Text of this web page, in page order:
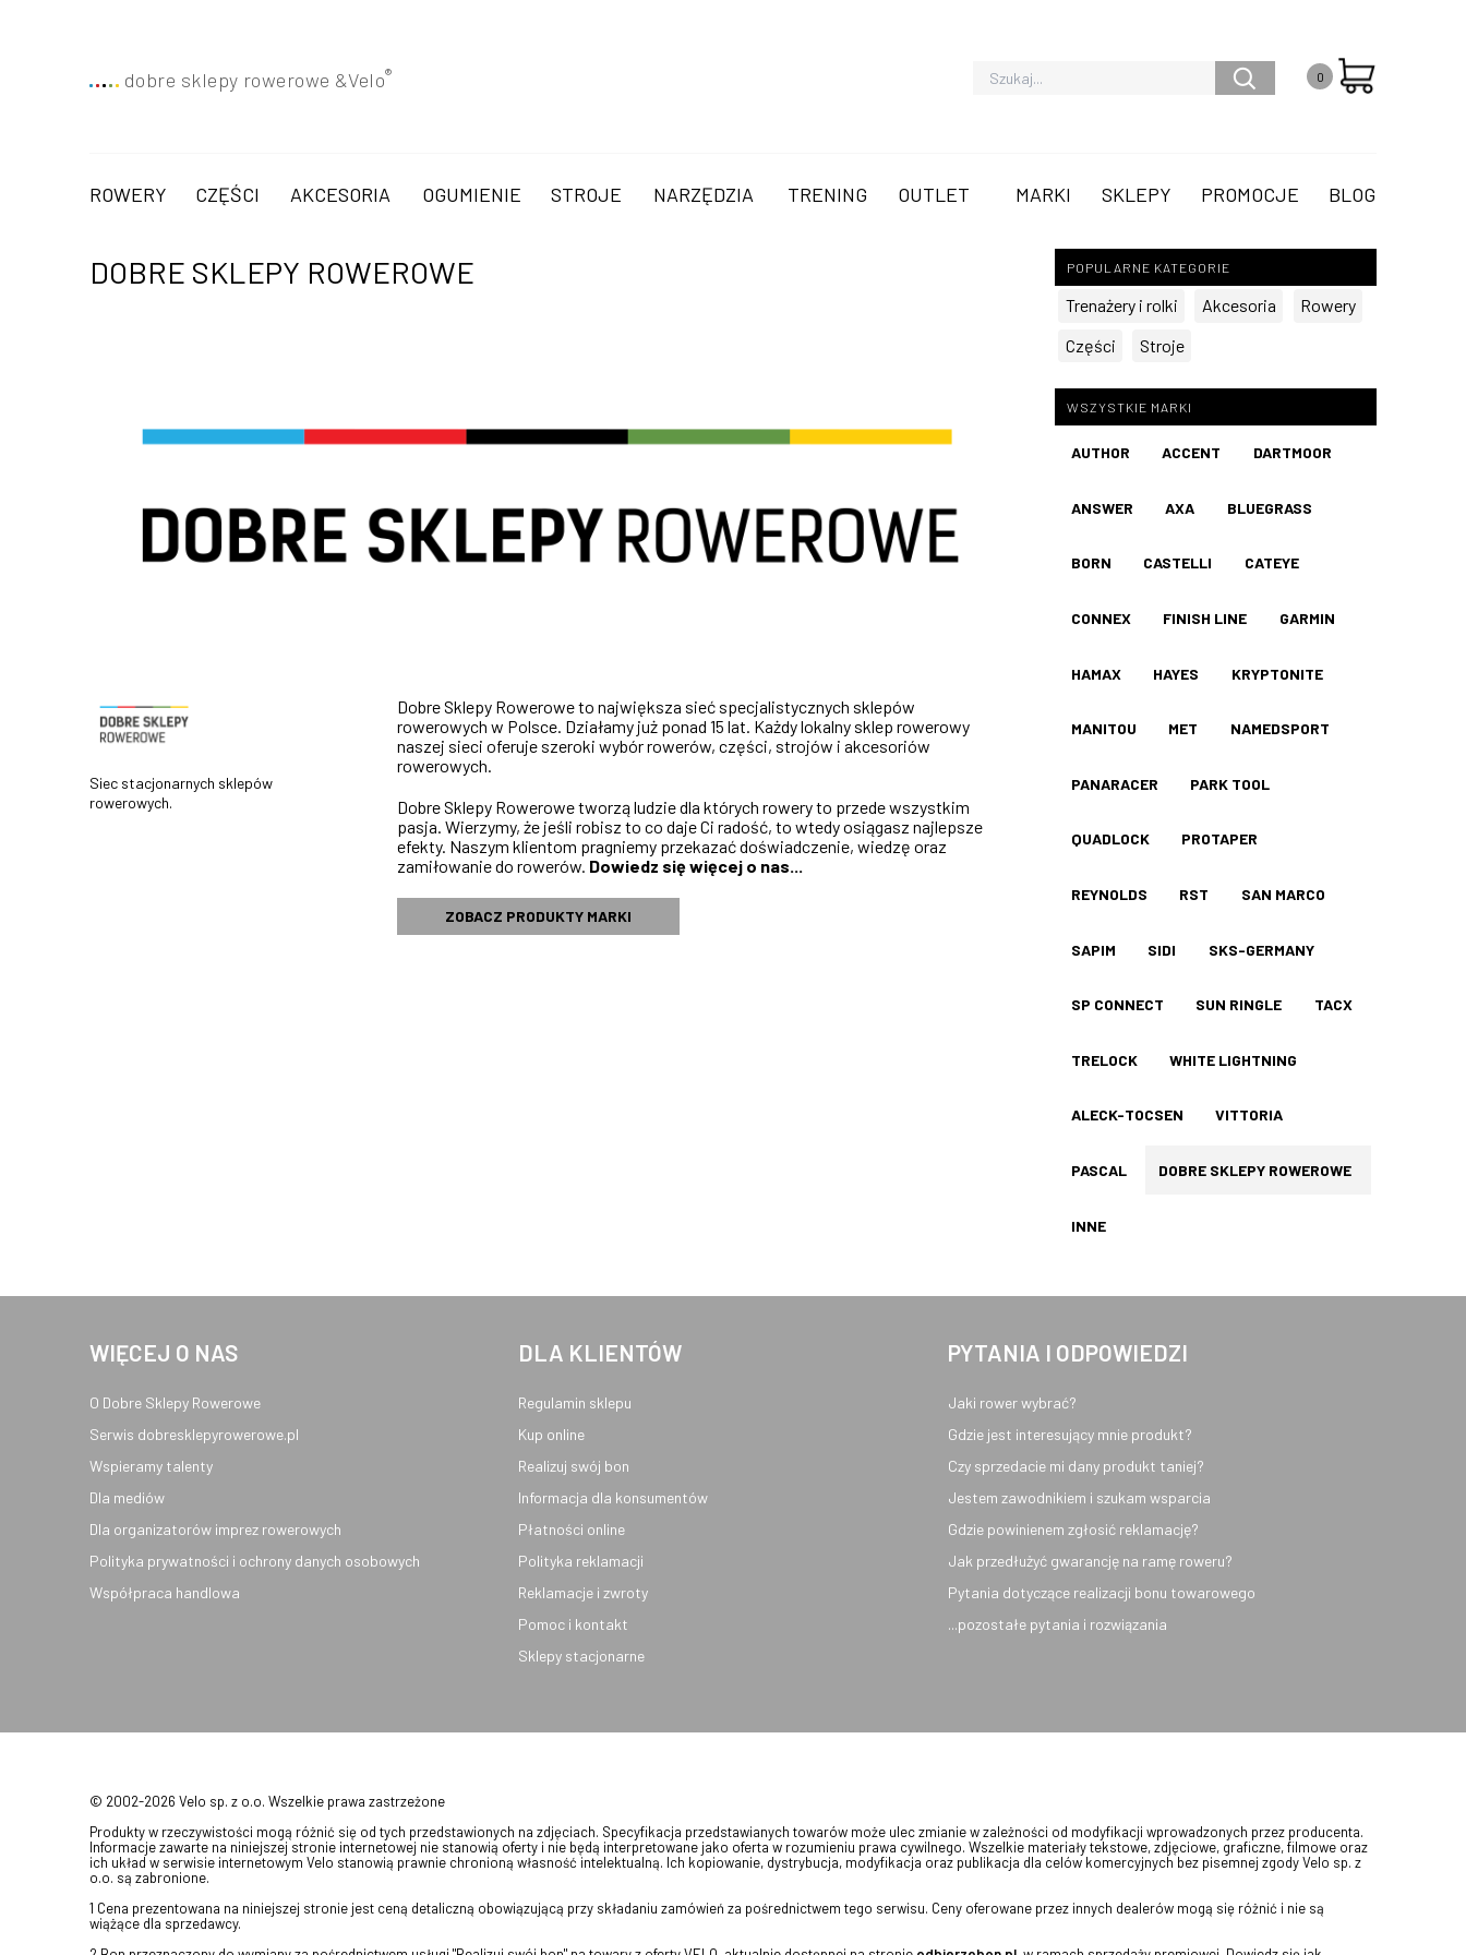
dobre sklepy rowerowe &Velo® 0
ROWERY CZĘŚCI AKCESORIA OGUMIENIE STROJE NARZĘDZIA TRENING OUTLET MARKI SKLEPY PROMOCJE BLOG
DOBRE SKLEPY ROWEROWE
Siec stacjonarnych sklepów
rowerowych.
Dobre Sklepy Rowerowe to największa sieć specjalistycznych sklepów
rowerowych w Polsce. Działamy już ponad 15 lat. Każdy lokalny sklep rowerowy
naszej sieci oferuje szeroki wybór rowerów, części, strojów i akcesoriów
rowerowych.
Dobre Sklepy Rowerowe tworzą ludzie dla których rowery to przede wszystkim
pasja. Wierzymy, że jeśli robisz to co daje Ci radość, to wtedy osiągasz najlepsze
efekty. Naszym klientom pragniemy przekazać doświadczenie, wiedzę oraz
zamiłowanie do rowerów. Dowiedz się więcej o nas...
ZOBACZ PRODUKTY MARKI
POPULARNE KATEGORIE
Trenażery i rolki Akcesoria
Rowery
Części
Stroje
WSZYSTKIE MARKI
AUTHOR ACCENT DARTMOOR
ANSWER AXA BLUEGRASS
BORN CASTELLI CATEYE
CONNEX FINISH LINE GARMIN
HAMAX HAYES KRYPTONITE
MANITOU MET NAMEDSPORT
PANARACER PARK TOOL
QUADLOCK PROTAPER
REYNOLDS RST SAN MARCO
SAPIM SIDI SKS-GERMANY
SP CONNECT SUN RINGLE TACX
TRELOCK WHITE LIGHTNING
ALECK-TOCSEN VITTORIA
PASCAL DOBRE SKLEPY ROWEROWE
INNE
WIĘCEJ O NAS
O Dobre Sklepy Rowerowe
Serwis dobresklepyrowerowe.pl
Wspieramy talenty
Dla mediów
Dla organizatorów imprez rowerowych
Polityka prywatności i ochrony danych osobowych
Współpraca handlowa
DLA KLIENTÓW
Regulamin sklepu
Kup online
Realizuj swój bon
Informacja dla konsumentów
Płatności online
Polityka reklamacji
Reklamacje i zwroty
Pomoc i kontakt
Sklepy stacjonarne
PYTANIA I ODPOWIEDZI
Jaki rower wybrać?
Gdzie jest interesujący mnie produkt?
Czy sprzedacie mi dany produkt taniej?
Jestem zawodnikiem i szukam wsparcia
Gdzie powinienem zgłosić reklamację?
Jak przedłużyć gwarancję na ramę roweru?
Pytania dotyczące realizacji bonu towarowego
...pozostałe pytania i rozwiązania
© 2002-2026 Velo sp. z o.o. Wszelkie prawa zastrzeżone
Produkty w rzeczywistości mogą różnić się od tych przedstawionych na zdjęciach. Specyfikacja przedstawianych towarów może ulec zmianie w zależności od modyfikacji wprowadzonych przez producenta.
Informacje zawarte na niniejszej stronie internetowej nie stanowią oferty i nie będą interpretowane jako oferta w rozumieniu prawa cywilnego. Wszelkie materiały tekstowe, zdjęciowe, graficzne, filmowe oraz
ich układ w serwisie internetowym Velo stanowią prawnie chronioną własność intelektualną. Ich kopiowanie, dystrybucja, modyfikacja oraz publikacja dla celów komercyjnych bez pisemnej zgody Velo sp. z
o.o. są zabronione.
1 Cena prezentowana na niniejszej stronie jest ceną detaliczną obowiązującą przy składaniu zamówień za pośrednictwem tego serwisu. Ceny oferowane przez innych dealerów mogą się różnić i nie są
wiążące dla sprzedawcy.